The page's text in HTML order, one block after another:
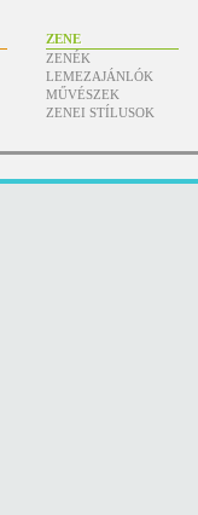
ZENE
ZENÉK
LEMEZAJÁNLÓK
MŰVÉSZEK
ZENEI STÍLUSOK